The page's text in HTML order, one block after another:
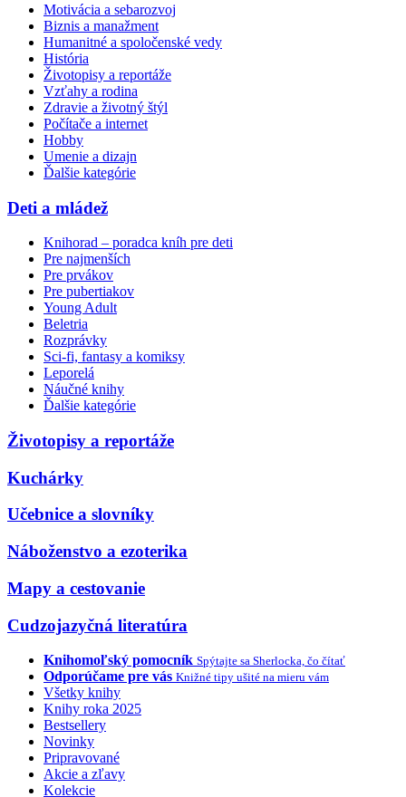
Motivácia a sebarozvoj
Biznis a manažment
Humanitné a spoločenské vedy
História
Životopisy a reportáže
Vzťahy a rodina
Zdravie a životný štýl
Počítače a internet
Hobby
Umenie a dizajn
Ďalšie kategórie
Deti a mládež
Knihorad – poradca kníh pre deti
Pre najmenších
Pre prvákov
Pre pubertiakov
Young Adult
Beletria
Rozprávky
Sci-fi, fantasy a komiksy
Leporelá
Náučné knihy
Ďalšie kategórie
Životopisy a reportáže
Kuchárky
Učebnice a slovníky
Náboženstvo a ezoterika
Mapy a cestovanie
Cudzojazyčná literatúra
Knihomoľský pomocník Spýtajte sa Sherlocka, čo čítať
Odporúčame pre vás Knižné tipy ušité na mieru vám
Všetky knihy
Knihy roka 2025
Bestsellery
Novinky
Pripravované
Akcie a zľavy
Kolekcie